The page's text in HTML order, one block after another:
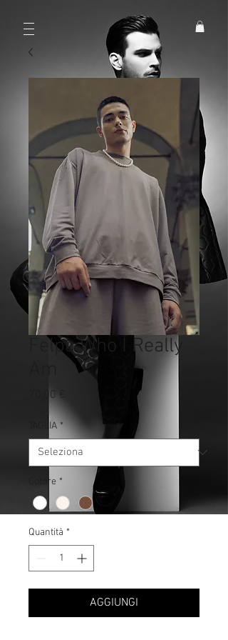
Felpa Who I Really
70,00 €
TAGLIA *
Colore *
Quantità *
AGGIUNGI